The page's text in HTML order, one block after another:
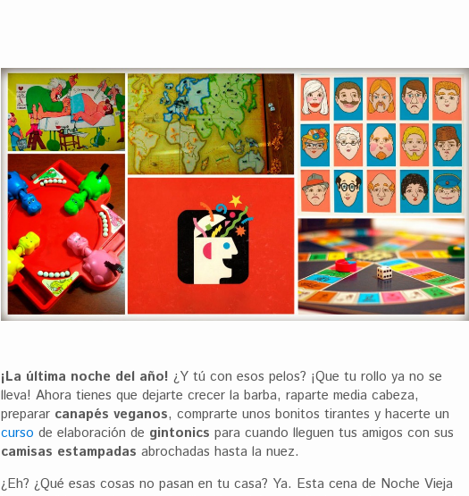
¡La última noche del año! ¿Y tú con esos pelos? ¡Que tu rollo ya no se
lleva! Ahora tienes que dejarte crecer la barba, raparte media cabeza,
preparar canapés veganos, comprarte unos bonitos tirantes y hacerte un
curso de elaboración de gintonics para cuando lleguen tus amigos con sus
camisas estampadas abrochadas hasta la nuez.
¿Eh? ¿Qué esas cosas no pasan en tu casa? Ya. Esta cena de Noche Vieja